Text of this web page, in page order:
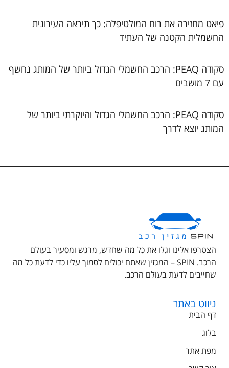
פיאט מחזירה את רוח המולטיפלה: כך תיראה העירונית
החשמלית הקטנה של העתיד
סקודה PEAQ: הרכב החשמלי הגדול ביותר של המותג נחשף
עם 7 מושבים
סקודה PEAQ: הרכב החשמלי הגדול והיוקרתי ביותר של
המותג יוצא לדרך
הצטרפו אלינו וגלו את כל מה שחדש, מרגש ומסעיר בעולם
הרכב. SPIN – המגזין שאתם יכולים לסמוך עליו כדי לדעת כל מה
שחייבים לדעת בעולם הרכב.
ניווט באתר
דף הבית
בלוג
מפת אתר